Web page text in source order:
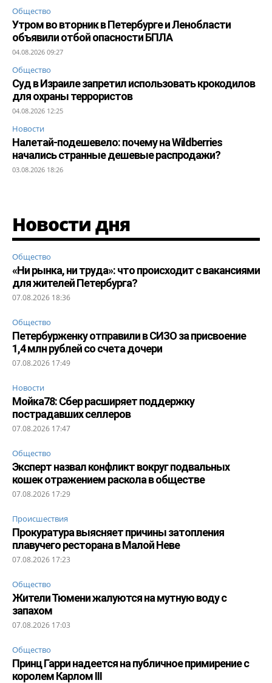
Общество
Утром во вторник в Петербурге и Ленобласти
объявили отбой опасности БПЛА
04.08.2026 09:27
Общество
Суд в Израиле запретил использовать крокодилов
для охраны террористов
04.08.2026 12:25
Новости
Налетай-подешевело: почему на Wildberries
начались странные дешевые распродажи?
03.08.2026 18:26
Новости дня
Общество
«Ни рынка, ни труда»: что происходит с вакансиями
для жителей Петербурга?
07.08.2026 18:36
Общество
Петербурженку отправили в СИЗО за присвоение
1,4 млн рублей со счета дочери
07.08.2026 17:49
Новости
Мойка78: Сбер расширяет поддержку
пострадавших селлеров
07.08.2026 17:47
Общество
Эксперт назвал конфликт вокруг подвальных
кошек отражением раскола в обществе
07.08.2026 17:29
Происшествия
Прокуратура выясняет причины затопления
плавучего ресторана в Малой Неве
07.08.2026 17:23
Общество
Жители Тюмени жалуются на мутную воду с
запахом
07.08.2026 17:03
Общество
Принц Гарри надеется на публичное примирение с
королем Карлом III